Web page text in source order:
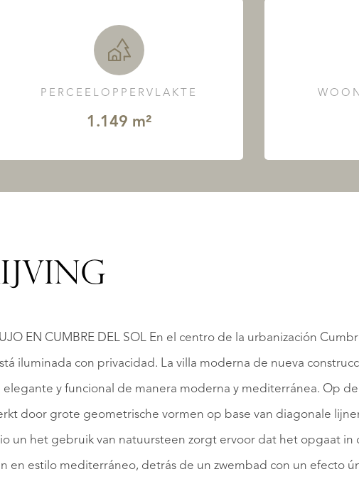
PERCEELOPPERVLAKTE
1.149 m²
EN CUMBRE DEL SOL En el centro de la urbanización
iluminada con privacidad. La villa moderna de nueva
y funcional de manera moderna y mediterránea. Op de
door grote geometrische vormen op base van diagonale
un het gebruik van natuursteen zorgt ervoor dat het opgaat in
en estilo mediterráneo, detrás de un zwembad con un efecto
AANBOD